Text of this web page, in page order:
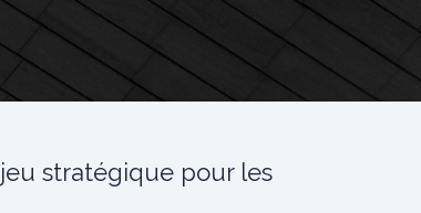
stratégique pour les